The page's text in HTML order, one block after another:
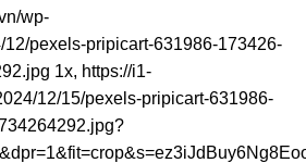
wp-
pexels-pripicart-631986-173426-
1x, https://i1-
12/15/pexels-pripicart-631986-